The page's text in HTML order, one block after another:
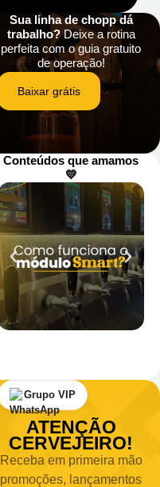
Sua linha de chopp dá
trabalho?Deixe a rotina
perfeita com o guia gratuito
de operação!
Baixar grátis
Conteúdos que amamos
💛
Grupo VIP
ATENÇÃO
CERVEJEIRO!
Receba em primeira mão
promoções, lançamentos